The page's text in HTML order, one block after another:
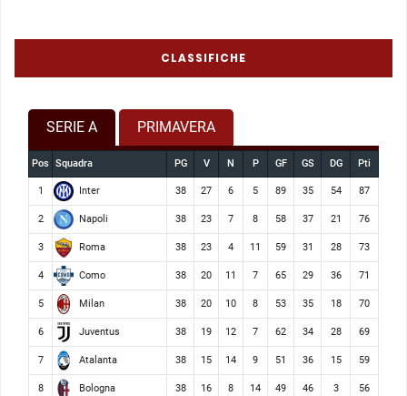
CLASSIFICHE
SERIE A PRIMAVERA
Pos Squadra PG V N P GF GS DG Pti
1 Inter 38 27 6 5 89 35 54 87
2 Napoli 38 23 7 8 58 37 21 76
3 Roma 38 23 4 11 59 31 28 73
4 Como 38 20 11 7 65 29 36 71
5 Milan 38 20 10 8 53 35 18 70
6 Juventus 38 19 12 7 62 34 28 69
7 Atalanta 38 15 14 9 51 36 15 59
8 Bologna 38 16 8 14 49 46 3 56